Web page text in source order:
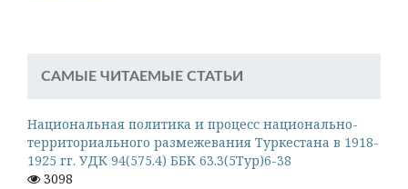
САМЫЕ ЧИТАЕМЫЕ СТАТЬИ
Национальная политика и процесс национально-
территориального размежевания Туркестана в 1918-
1925 гг. УДК 94(575.4) ББК 63.3(5Тур)6-38
3098